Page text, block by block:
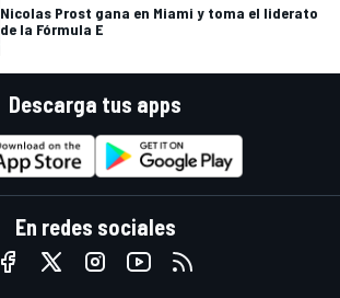
Nicolas Prost gana en Miami y toma el liderato
de la Fórmula E
Descarga tus apps
En redes sociales